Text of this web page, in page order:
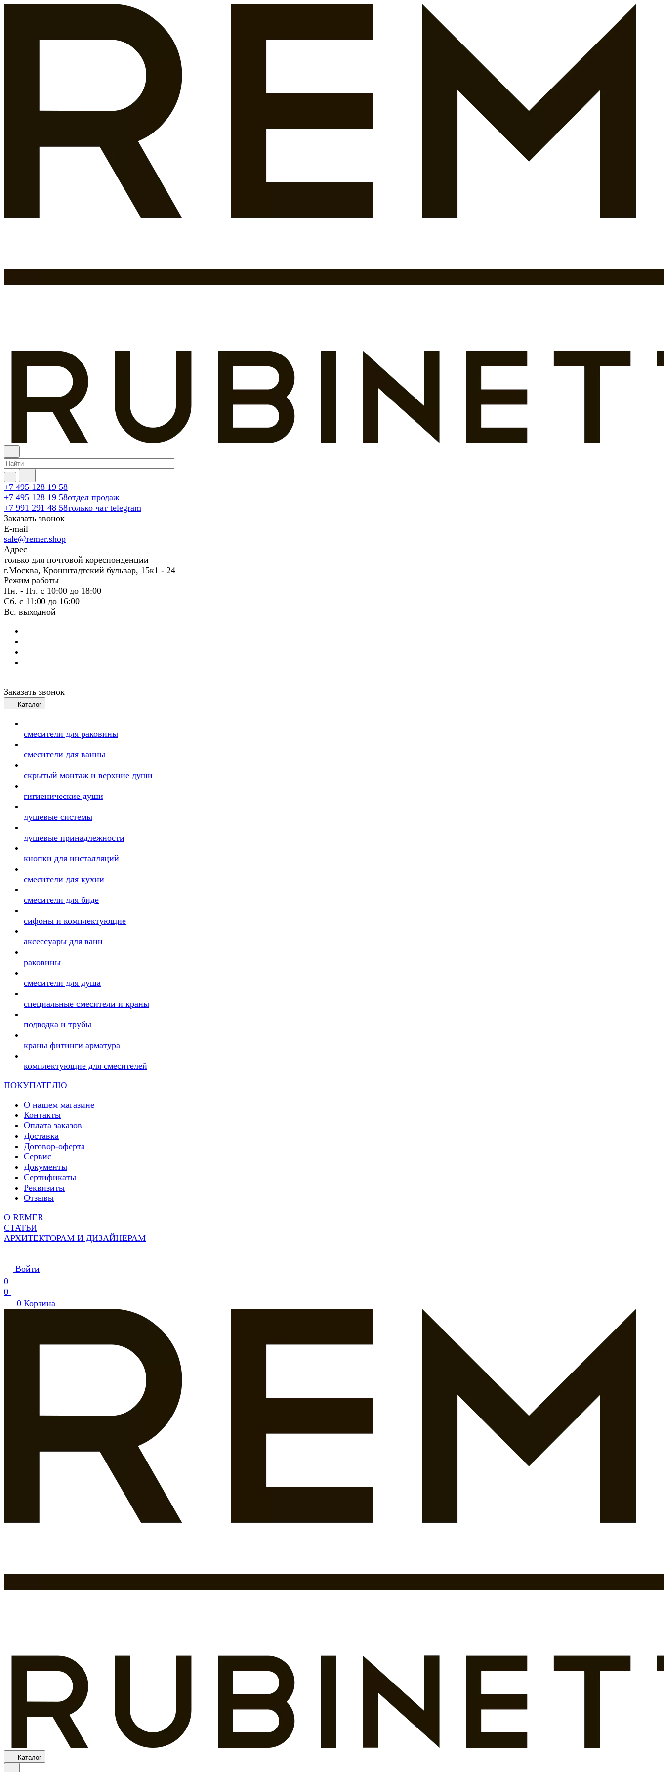
+7 495 128 19 58
+7 495 128 19 58отдел продаж
+7 991 291 48 58только чат telegram
Заказать звонок
E-mail
sale@remer.shop
Адрес
только для почтовой кореспонденции
г.Москва, Кронштадтский бульвар, 15к1 - 24
Режим работы
Пн. - Пт. с 10:00 до 18:00
Сб. с 11:00 до 16:00
Вс. выходной
Заказать звонок
Каталог
смесители для раковины
смесители для ванны
скрытый монтаж и верхние души
гигиенические души
душевые системы
душевые принадлежности
кнопки для инсталляций
смесители для кухни
смесители для биде
сифоны и комплектующие
аксессуары для ванн
раковины
смесители для душа
специальные смесители и краны
подводка и трубы
краны фитинги арматура
комплектующие для смесителей
ПОКУПАТЕЛЮ
О нашем магазине
Контакты
Оплата заказов
Доставка
Договор-оферта
Сервис
Документы
Сертификаты
Реквизиты
Отзывы
О REMER
СТАТЬИ
АРХИТЕКТОРАМ И ДИЗАЙНЕРАМ
Войти
0
0
0 Корзина
Каталог